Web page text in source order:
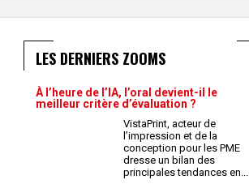
LES DERNIERS ZOOMS
À l’heure de l’IA, l’oral devient-il le
meilleur critère d’évaluation ?
VistaPrint, acteur de
l’impression et de la
conception pour les PME
dresse un bilan des
principales tendances en...